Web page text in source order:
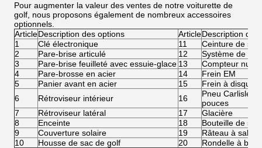
Pour augmenter la valeur des ventes de notre voiturette de
golf, nous proposons également de nombreux accessoires
optionnels.
ArticleDescription des options ArticleDescription des
1
Clé électronique 11
Ceinture de
2
Pare-brise articulé 12
Système de
3
Pare-brise feuilleté avec essuie-glace 13
Compteur
4
Pare-brosse en acier 14
Frein EM
5
Panier avant en acier 15
Frein à disque
6
Rétroviseur intérieur 16
Pneu Carlisle
pouces
7
Rétroviseur latéral 17
Glacière
8
Enceinte 18
Bouteille de
9
Couverture solaire 19
Râteau à sable
10
Housse de sac de golf 20 Rondelle à billes